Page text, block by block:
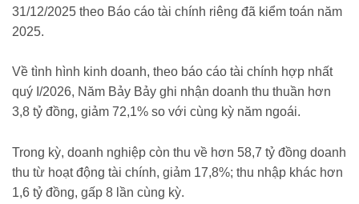
31/12/2025 theo Báo cáo tài chính riêng đã kiểm toán năm
2025.
Về tình hình kinh doanh, theo báo cáo tài chính hợp nhất
quý I/2026, Năm Bảy Bảy ghi nhận doanh thu thuần hơn
3,8 tỷ đồng, giảm 72,1% so với cùng kỳ năm ngoái.
Trong kỳ, doanh nghiệp còn thu về hơn 58,7 tỷ đồng doanh
thu từ hoạt động tài chính, giảm 17,8%; thu nhập khác hơn
1,6 tỷ đồng, gấp 8 lần cùng kỳ.